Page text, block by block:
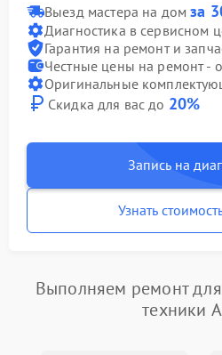
Выезд мастера на домза
Диагностика в сервисном
Гарантия на ремонт и
Честные цены на ремонт -
Оригинальные
Скидка для вас до 20%
Запись на
Узнать
Выполняем ремонт
техники